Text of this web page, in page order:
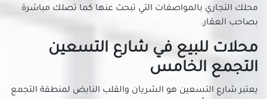
محلات للبيع في الملك الصالح
محلات للبيع في المنيل
محلات للبيع في الموسكي
محلات للبيع في الميريلاند
محلات للبيع في النزهة
محلك التجاري بالمواصفات التي تبحث عنها كما تصلك مباشرة
بصاحب العقار.
محلات للبيع في شارع التسعين
التجمع الخامس
يعتبر شارع التسعين هو الشريان والقلب النابض لمنطقة التجمع